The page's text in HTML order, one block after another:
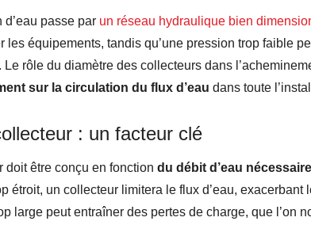
d’eau passe par un réseau hydraulique bien
les équipements, tandis qu’une pression trop faible
rôle du diamètre des collecteurs dans
sur la circulation du flux d’eau dans toute
: un facteur clé
doit être conçu en fonction du débit d’eau
étroit, un collecteur limitera le flux d’eau,
large peut entraîner des pertes de charge, que l’on